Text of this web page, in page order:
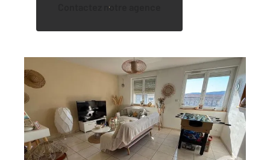
Contactez notre agence
ST GENEST MALIFAUX 42
85 m
Ref : 3674
Appartement T5 à louer
850 €
par mois charges comprises